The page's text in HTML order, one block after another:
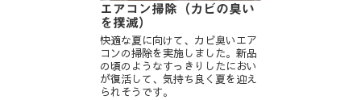
エアコン掃除（カビの臭い
を撲滅）
快適な夏に向けて、カビ臭いエア
コンの掃除を実施しました。新品
の頃のようなすっきりしたにおい
が復活して、気持ち良く夏を迎え
られそうです。